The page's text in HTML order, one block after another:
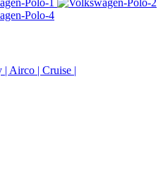
| Airco | Cruise |